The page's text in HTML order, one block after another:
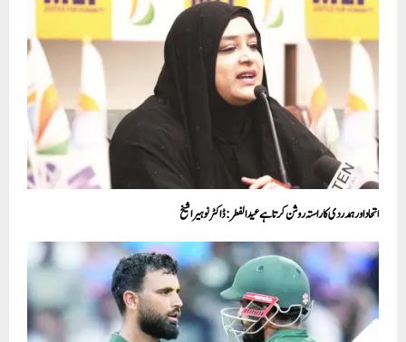
اتحاد اور ہمدردی کا راستہ روشن کرتا ہے عیدالفطر: ڈاکٹر نوہیرا شیخ